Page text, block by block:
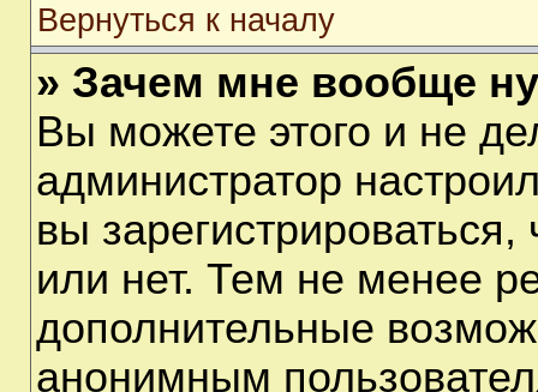
Вернуться к началу
» Зачем мне вообще
Вы можете этого и не
администратор
вы
или нет. Тем не менее
дополнительные
анонимным